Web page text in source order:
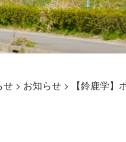
せ > お知らせ > 【鈴鹿学